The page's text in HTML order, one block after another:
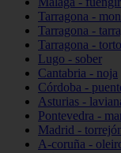
Tarragona -
Tarragona -
Tarragona -
Lugo - sober
Cantabria - noja
Córdoba -
Asturias -
Pontevedra -
Madrid -
A-coruña -